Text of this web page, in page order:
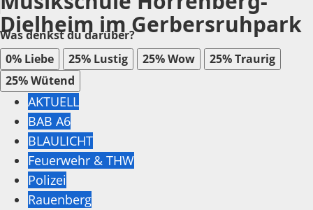
Dielheim im Gerbersruhpark
…
Was denkst du darüber?
0% Liebe 25% Lustig 25%Wow 25%Traurig
25%Wütend
AKTUELL
BAB A6
BLAULICHT
Feuerwehr & THW
Polizei
Rauenberg